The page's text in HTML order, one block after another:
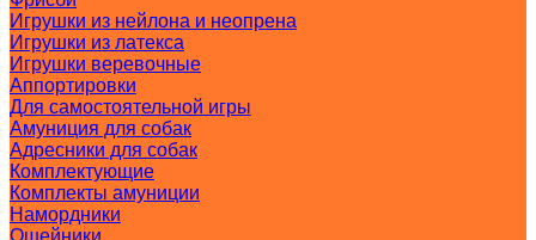
Игрушки из нейлона и неопрена
Игрушки из латекса
Игрушки веревочные
Аппортировки
Для самостоятельной игры
Амуниция для собак
Адресники для собак
Комплектующие
Комплекты амуниции
Намордники
Ошейники